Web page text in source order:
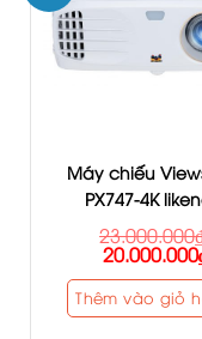
Máy chiếu
PX747-
23.000.000
20.000.000
Thêm vào giỏ